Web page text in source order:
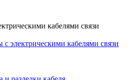
кабелями связи
электрическими кабелями связи